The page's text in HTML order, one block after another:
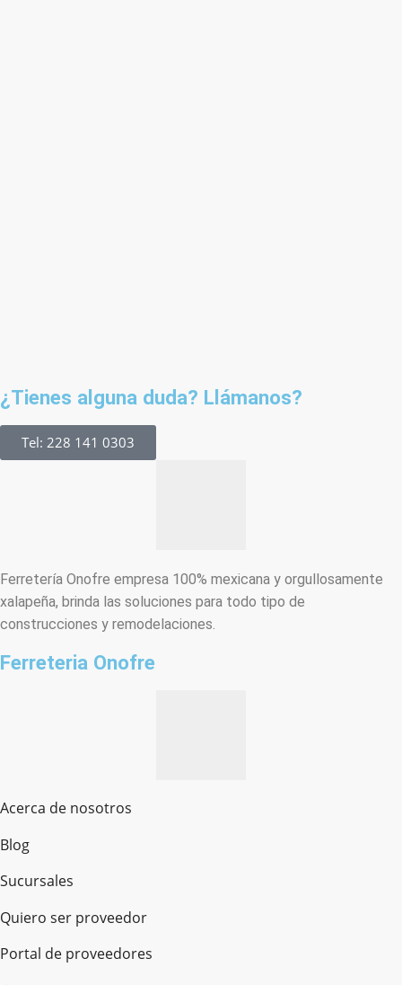
¿Tienes alguna duda? Llámanos?
Tel: 228 141 0303
Ferretería Onofre empresa 100% mexicana y orgullosamente
xalapeña, brinda las soluciones para todo tipo de
construcciones y remodelaciones.
Ferreteria Onofre
Acerca de nosotros
Blog
Sucursales
Quiero ser proveedor
Portal de proveedores